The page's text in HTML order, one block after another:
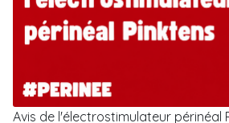
Avis de l'électrostimulateur périnéal